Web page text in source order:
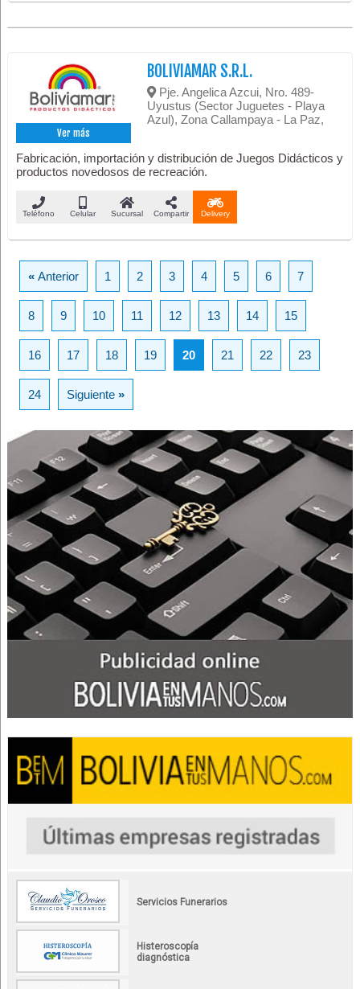
Ver más
BOLIVIAMAR S.R.L.
Pje. Angelica Azcui, Nro. 489-
Uyustus (Sector Juguetes - Playa
Azul), Zona Callampaya - La Paz,
Fabricación, importación y distribución de Juegos Didácticos y
productos novedosos de recreación.
Teléfono Celular Sucursal Compartir Delivery
«Anterior 1 2 3 4 5 6 7
8 9 10 11 12 13 14 15
16 17 18 19 20 21 22 23
24 Siguiente»
Servicios Funerarios
Histeroscopía
diagnóstica